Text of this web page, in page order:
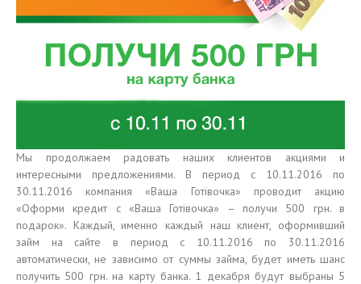
Мы продолжаем радовать наших клиентов акциями и
интересными предложениями. В период с 10.11.2016 по
30.11.2016 компания «Ваша Готiвочка» проводит акцию
«Оформи кредит с «Ваша Готiвочка» – получи 500 грн. в
подарок». Каждый, именно каждый наш клиент, оформивший
займ на сайте в период с 10.11.2016 по 30.11.2016
автоматически, не зависимо от суммы займа, будет иметь шанс
получить 500 грн. на карту банка. 1 декабря будут выбраны 5